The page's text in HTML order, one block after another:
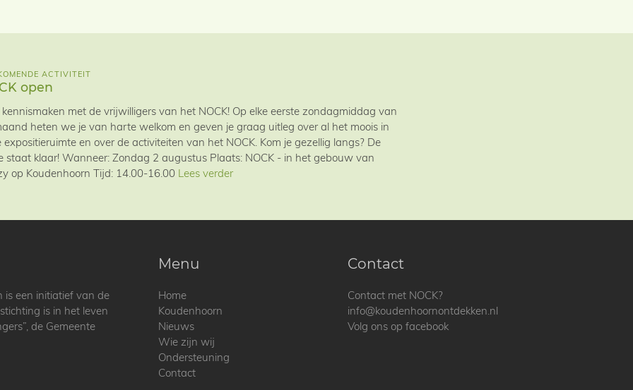
ACTIVITEIT
open
kennismaken met de vrijwilligers van het NOCK! Op elke eerste zondagmiddag van
heten we je van harte welkom en geven je graag uitleg over al het moois in
expositieruimte en over de activiteiten van het NOCK. Kom je gezellig langs? De
staat klaar! Wanneer: Zondag 2 augustus Plaats: NOCK - in het gebouw van
op Koudenhoorn Tijd: 14.00-16.00 Lees verder
is een initiatief van de
is in het leven
de Gemeente
Menu
Home
Koudenhoorn
Nieuws
Wie zijn wij
Ondersteuning
Contact
Contact
Contact met NOCK?
info@koudenhoornontdekken.nl
Volg ons op facebook